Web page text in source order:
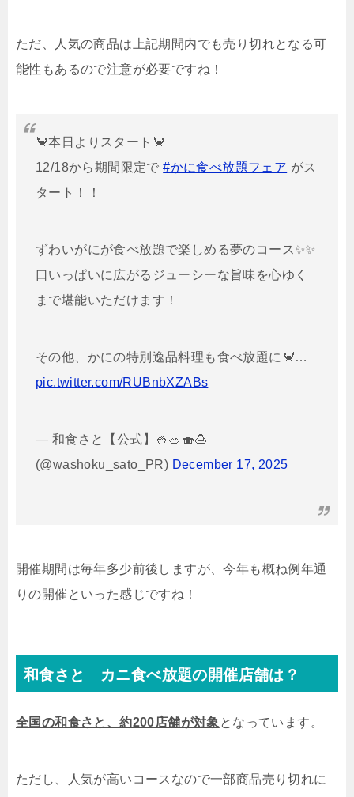
ただ、人気の商品は上記期間内でも売り切れとなる可
能性もあるので注意が必要ですね！
🦀本日よりスタート🦀
12/18から期間限定で#かに食べ放題フェア がス
タート！！
ずわいがにが食べ放題で楽しめる夢のコース✨✨
口いっぱいに広がるジューシーな旨味を心ゆく
まで堪能いただけます！
その他、かにの特別逸品料理も食べ放題に🦀…
pic.twitter.com/RUBnbXZABs
— 和食さと【公式】🍚🥗🍣🍮
(@washoku_sato_PR) December 17, 2025
開催期間は毎年多少前後しますが、今年も概ね例年通
りの開催といった感じですね！
和食さと カニ食べ放題の開催店舗は？
全国の和食さと、約200店舗が対象 となっています。
ただし、人気が高いコースなので一部商品売り切れに